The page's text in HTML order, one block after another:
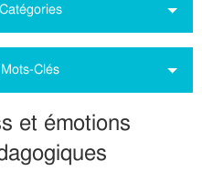
Clés
et émotions